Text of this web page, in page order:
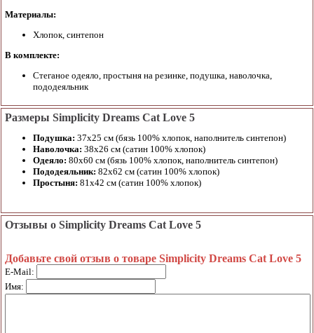
Материалы:
Хлопок, синтепон
В комплекте:
Стеганое одеяло, простыня на резинке, подушка, наволочка,
пододеяльник
Размеры Simplicity Dreams Cat Love 5
Подушка: 37х25 см (бязь 100% хлопок, наполнитель синтепон)
Наволочка: 38х26 см (сатин 100% хлопок)
Одеяло: 80х60 см (бязь 100% хлопок, наполнитель синтепон)
Пододеяльник: 82х62 см (сатин 100% хлопок)
Простыня: 81х42 см (сатин 100% хлопок)
Отзывы о Simplicity Dreams Cat Love 5
Добавьте свой отзыв о товаре Simplicity Dreams Cat Love 5
E-Mail:
Имя: